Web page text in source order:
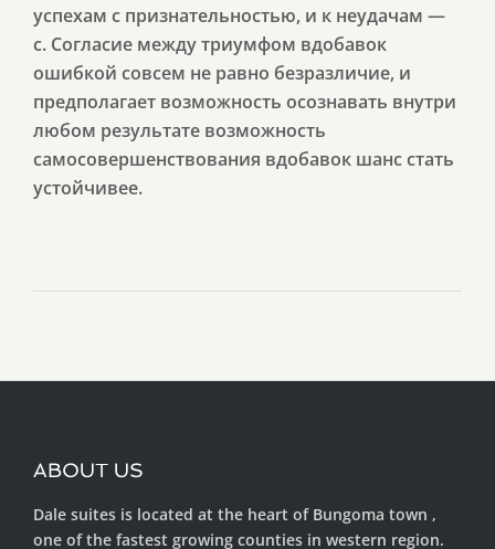
успехам с признательностью, и к неудачам —
с. Согласие между триумфом вдобавок
ошибкой совсем не равно безразличие, и
предполагает возможность осознавать внутри
любом результате возможность
самосовершенствования вдобавок шанс стать
устойчивее.
ABOUT US
Dale suites is located at the heart of Bungoma town ,
one of the fastest growing counties in western region.